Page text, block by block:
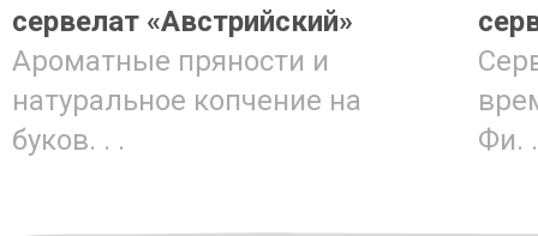
сервелат «Австрийский»
Ароматные пряности и
натуральное копчение на
буков. . .
Фи.